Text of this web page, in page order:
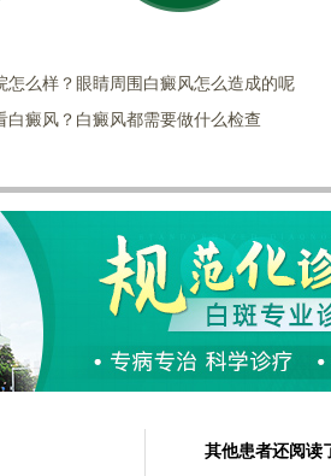
怎么样？眼睛周围白癜风怎么造成的呢
白癜风？白癜风都需要做什么检查
其他患者还阅读